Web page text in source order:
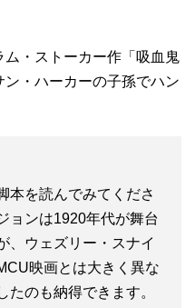
ム・ストーカー作「吸血鬼
ン・ハーカーの子孫でハン
本を読んでみてくださ
ョンは1920年代が舞台
、ウェズリー・スナイ
映画とは大きく異な
たのも納得できます。